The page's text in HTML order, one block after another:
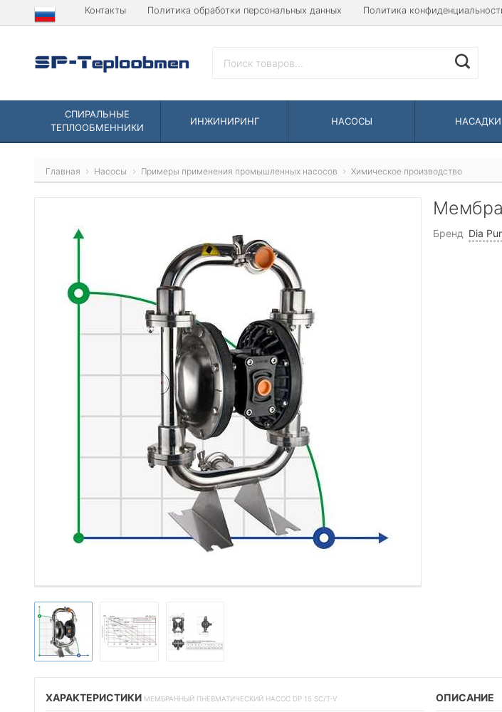
Контакты Политика обработки персональных данных Политика
СПИРАЛЬНЫЕ
ТЕПЛООБМЕННИКИ
ИНЖИНИРИНГ НАСОСЫ НАСАДКИ
Главная Насосы Примеры применения промышленных насосов Химическое производство
Бренд Dia
ХАРАКТЕРИСТИКИ МЕМБРАННЫЙ ПНЕВМАТИЧЕСКИЙ НАСОС DP 15 SC/T-V ОПИСАНИЕ